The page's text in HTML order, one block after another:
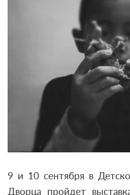
9 и 10 сентября в
Дворца пройдет